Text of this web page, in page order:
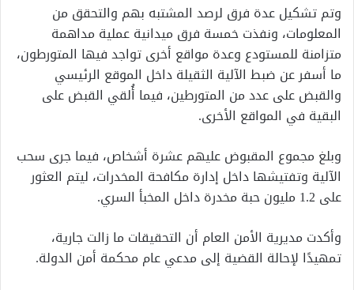
وتم تشكيل عدة فرق لرصد المشتبه بهم والتحقق من
المعلومات، ونفذت خمسة فرق ميدانية عملية مداهمة
متزامنة للمستودع وعدة مواقع أخرى تواجد فيها المتورطون،
ما أسفر عن ضبط الآلية الثقيلة داخل الموقع الرئيسي
والقبض على عدد من المتورطين، فيما أُلقي القبض على
البقية في المواقع الأخرى.
وبلغ مجموع المقبوض عليهم عشرة أشخاص، فيما جرى سحب
الآلية وتفتيشها داخل إدارة مكافحة المخدرات، ليتم العثور
على 1.2 مليون حبة مخدرة داخل المخبأ السري.
وأكدت مديرية الأمن العام أن التحقيقات ما زالت جارية،
تمهيدًا لإحالة القضية إلى مدعي عام محكمة أمن الدولة.